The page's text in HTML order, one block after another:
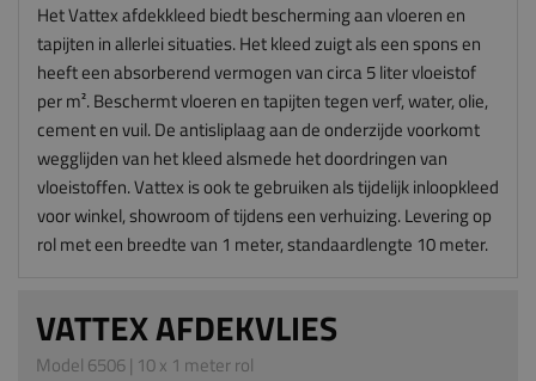
Het Vattex afdekkleed biedt bescherming aan vloeren en
tapijten in allerlei situaties. Het kleed zuigt als een spons en
heeft een absorberend vermogen van circa 5 liter vloeistof
per m². Beschermt vloeren en tapijten tegen verf, water, olie,
cement en vuil. De antisliplaag aan de onderzijde voorkomt
wegglijden van het kleed alsmede het doordringen van
vloeistoffen. Vattex is ook te gebruiken als tijdelijk inloopkleed
voor winkel, showroom of tijdens een verhuizing. Levering op
rol met een breedte van 1 meter, standaardlengte 10 meter.
VATTEX AFDEKVLIES
Model 6506 | 10 x 1 meter rol